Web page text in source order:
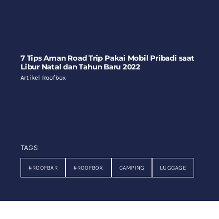
7 Tips Aman Road Trip Pakai Mobil Pribadi saat
Libur Natal dan Tahun Baru 2022
Artikel Roofbox
TAGS
#ROOFBAR #ROOFBOX CAMPING LUGGAGE